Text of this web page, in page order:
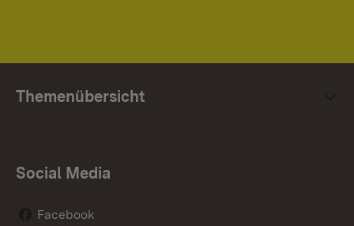
Themenübersicht
Social Media
Facebook